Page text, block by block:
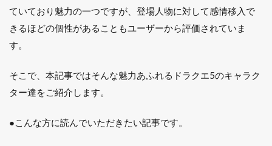
ていており魅力の一つですが、登場人物に対して感情移入で
きるほどの個性があることもユーザーから評価されていま
す。
そこで、本記事ではそんな魅力あふれるドラクエ5のキャラク
ター達をご紹介します。
●こんな方に読んでいただきたい記事です。